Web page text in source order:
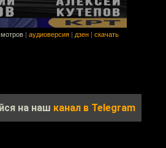
аудиоверсия дзен скачать
на наш канал в Telegram